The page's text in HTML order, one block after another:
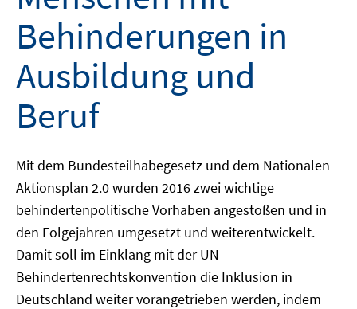
Behinderungen in
Ausbildung und
Beruf
Mit dem Bundesteilhabegesetz und dem Nationalen
Aktionsplan 2.0 wurden 2016 zwei wichtige
behindertenpolitische Vorhaben angestoßen und in
den Folgejahren umgesetzt und weiterentwickelt.
Damit soll im Einklang mit der UN-
Behindertenrechtskonvention die Inklusion in
Deutschland weiter vorangetrieben werden, indem